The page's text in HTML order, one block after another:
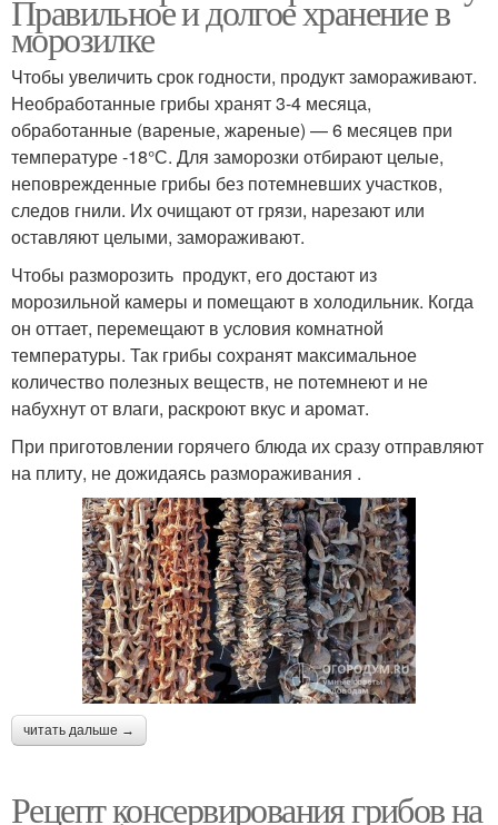
Правильное и долгое хранение в
морозилке
Чтобы увеличить срок годности, продукт замораживают.
Необработанные грибы хранят 3-4 месяца,
обработанные (вареные, жареные) — 6 месяцев при
температуре -18°С. Для заморозки отбирают целые,
неповрежденные грибы без потемневших участков,
следов гнили. Их очищают от грязи, нарезают или
оставляют целыми, замораживают.
Чтобы разморозить продукт, его достают из
морозильной камеры и помещают в холодильник. Когда
он оттает, перемещают в условия комнатной
температуры. Так грибы сохранят максимальное
количество полезных веществ, не потемнеют и не
набухнут от влаги, раскроют вкус и аромат.
При приготовлении горячего блюда их сразу отправляют
на плиту, не дожидаясь размораживания .
читать дальше →
Рецепт консервирования грибов на